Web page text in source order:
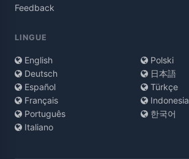
Feedback
LINGUE
English
Deutsch
Español
Français
Português
Italiano
Polski
日本語
Türkçe
Indonesia
한국어